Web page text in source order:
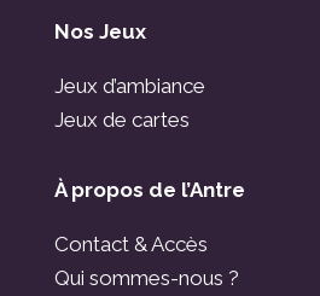
Nos Jeux
Jeux d’ambiance
Jeux de cartes
À propos de l’Antre
Contact & Accès
Qui sommes-nous ?